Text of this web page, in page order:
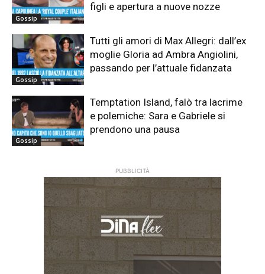
Gossip
figli e apertura a nuove nozze
Gossip
Tutti gli amori di Max Allegri: dall’ex
moglie Gloria ad Ambra Angiolini,
passando per l’attuale fidanzata
Gossip
Temptation Island, falò tra lacrime
e polemiche: Sara e Gabriele si
prendono una pausa
PUBBLICITÀ